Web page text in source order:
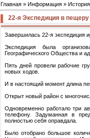
Главная » Информация » История
22-я Экспедиция в пещеру
Завершилась 22-я экспедиция
Экспедиция была
Географического Общества и
Пять дней провели рабочие
новых ходов.
И в настоящий момент длина
Открыт новый район с
Одновременно работало три
телефону. Задуманная в
полностью себя оправдала.
Было отобрано большое